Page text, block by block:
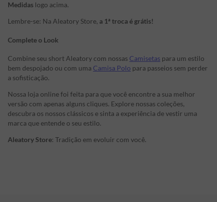
Medidas logo acima.
Lembre-se: Na Aleatory Store, a 1ª troca é grátis!
Complete o Look
Combine seu short Aleatory com nossas Camisetas para um estilo
bem despojado ou com uma Camisa Polo para passeios sem perder
a sofisticação.
Nossa loja online foi feita para que você encontre a sua melhor
versão com apenas alguns cliques. Explore nossas coleções,
descubra os nossos clássicos e sinta a experiência de vestir uma
marca que entende o seu estilo.
Aleatory Store: Tradição em evoluir com você.